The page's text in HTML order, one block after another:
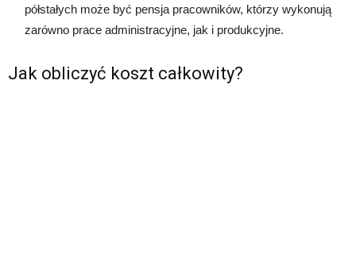
półstałych może być pensja pracowników, którzy wykonują
zarówno prace administracyjne, jak i produkcyjne.
Jak obliczyć koszt całkowity?